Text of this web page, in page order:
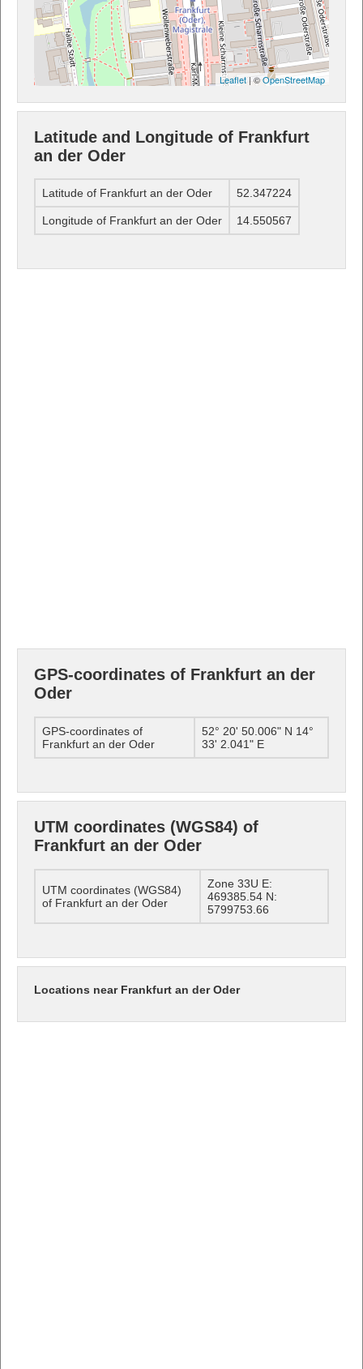
Leaflet | ©OpenStreetMap
Latitude and Longitude of Frankfurt
an der Oder
Latitude of Frankfurt an der Oder 52.347224
Longitude of Frankfurt an der Oder 14.550567
GPS-coordinates of Frankfurt an der
Oder
GPS-coordinates of
Frankfurt an der Oder
52° 20' 50.006" N 14°
33' 2.041" E
UTM coordinates (WGS84) of
Frankfurt an der Oder
UTM coordinates (WGS84)
of Frankfurt an der Oder
Zone 33U E:
469385.54 N:
5799753.66
Locations near Frankfurt an der Oder